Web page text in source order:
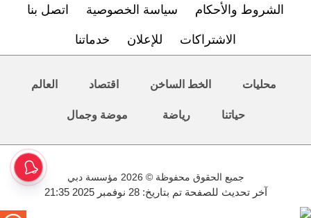
الشروط والأحكام سياسة الخصوصية اتصل بنا
الاشتراكات للإعلان خدماتنا
محليات الخط الساخن اقتصاد العالم
حياتنا رياضة موضة وجمال
جميع الحقوق محفوظة © 2026 مؤسسة دبي
آخر تحديث للصفحة تم بتاريخ: 28 نوفمبر 2025 21:35